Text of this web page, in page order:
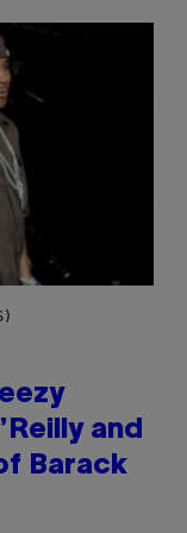
and
Barack